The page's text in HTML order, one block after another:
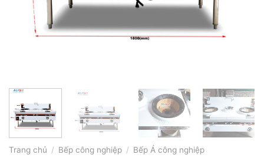
Trang chủ / Bếp công nghiệp / Bếp Á công nghiệp